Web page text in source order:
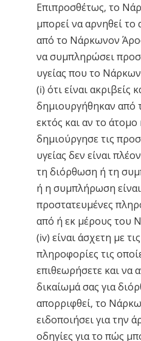
Επιπροσθέτως, το
μπορεί να αρνηθεί το
από το Νάρκωνον
να συμπληρώσει
υγείας που το
(i) ότι είναι ακριβείς
δημιουργήθηκαν
εκτός και αν το
δημιούργησε τις
υγείας δεν είναι
τη διόρθωση ή τη
ή η συμπλήρωση
προστατευμένες
από ή εκ μέρους του
(iv) είναι άσχετη με
πληροφορίες τις
επιθεωρήσετε και να
δικαίωμά σας για
απορριφθεί, το
ειδοποιήσει για την
οδηγίες για το πώς